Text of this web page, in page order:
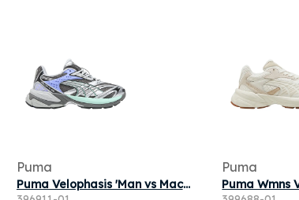
Puma
Puma Velophasis 'Man vs Machine' | Grey | Men's Size 12
Puma